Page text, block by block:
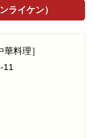
ライケン）
料理］
11